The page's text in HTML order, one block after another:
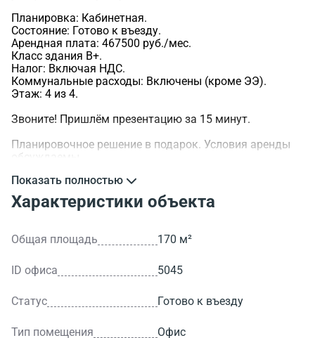
Планировка: Кабинетная.
Состояние: Готово к въезду.
Арендная плата: 467500 руб./мес.
Класс здания B+.
Налог: Включая НДС.
Коммунальные расходы: Включены (кроме ЭЭ).
Этаж: 4 из 4.
Звоните! Пришлём презентацию за 15 минут.
Планировочное решение в подарок. Условия аренды
обсуждаемы.
>ID объекта - 5045.
Показать полностью
Характеристики объекта
Общая площадь 170 м²
ID офиса 5045
Статус Готово к въезду
Тип помещения Офис